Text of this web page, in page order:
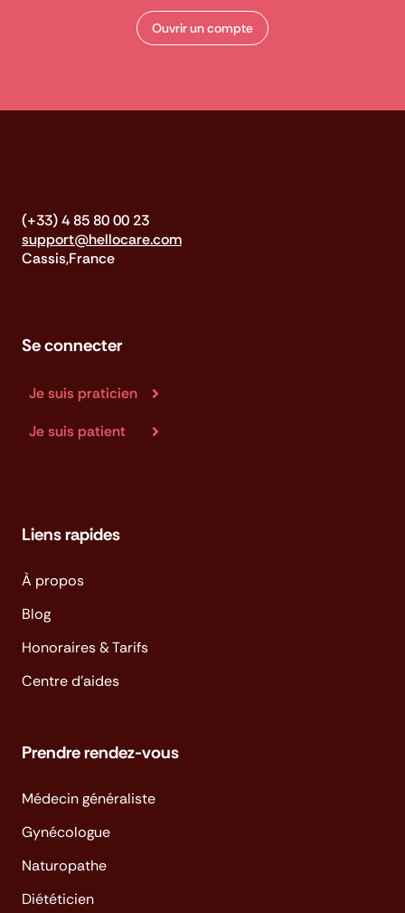
Ouvrir un compte
(+33) 4 85 80 00 23
support@hellocare.com
Cassis,France
Se connecter
Je suis praticien
Je suis patient
Liens rapides
À propos
Blog
Honoraires & Tarifs
Centre d'aides
Prendre rendez-vous
Médecin généraliste
Gynécologue
Naturopathe
Diététicien